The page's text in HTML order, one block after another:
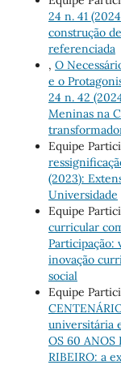
24 n. 41
construção
referenciada
, O
e o
24 n. 42
Meninas na
Equipe
(2023):
Universidade
Equipe
curricular
Participação:
inovação
social
Equipe
universitária
OS 60 ANOS
RIBEIRO: a